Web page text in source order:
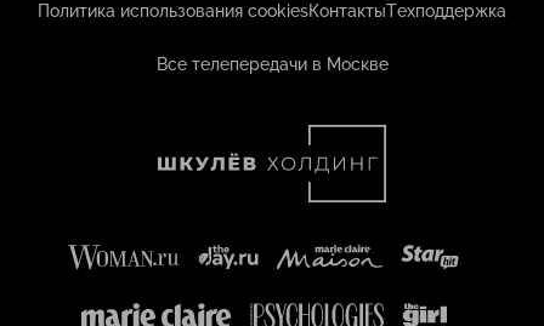
Политика использования cookiesКонтактыТехподдержка
Все телепередачи в Москве